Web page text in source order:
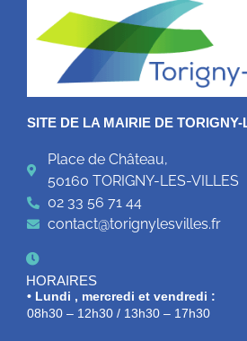
SITE DE LA MAIRIE DE
Place de Château,
50160 TORIGNY-LES-VILLES
02 33 56 71 44
contact@torignylesvilles.fr
HORAIRES
• Lundi , mercredi et vendredi :
08h30 – 12h30 / 13h30 – 17h30